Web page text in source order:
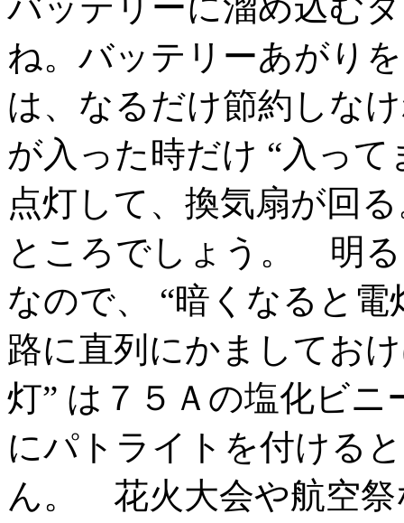
ね。バッテリーあがり
は、なるだけ節約しな
が入った時だけ “入っ
点灯して、換気扇が回
ところでしょう。 明
なので、 “暗くなると
路に直列にかましてお
灯” は７５Ａの塩化ビ
にパトライトを付ける
ん。 花火大会や航空